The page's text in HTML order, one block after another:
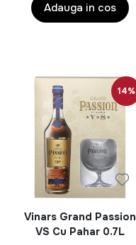
Adauga in cos
14%
Vinars Grand Passion
VS Cu Pahar 0.7L